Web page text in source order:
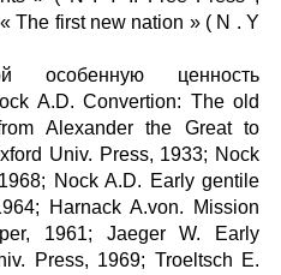
The first new nation » ( N . Y
особенную ценность
A.D. Convertion: The old
Alexander the Great to
Univ. Press, 1933; Nock
Nock A.D. Early gentile
Harnack A.von. Mission
1961; Jaeger W. Early
Press, 1969; Troeltsch E.